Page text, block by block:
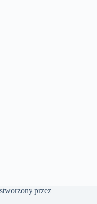
przez